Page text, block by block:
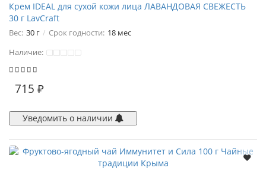
Крем IDEAL для сухой кожи лица ЛАВАНДОВАЯ СВЕЖЕСТЬ
30 г LavCraft
Вес: 30 г Срок годности: 18 мес
Наличие:
715 ₽
Уведомить о наличии